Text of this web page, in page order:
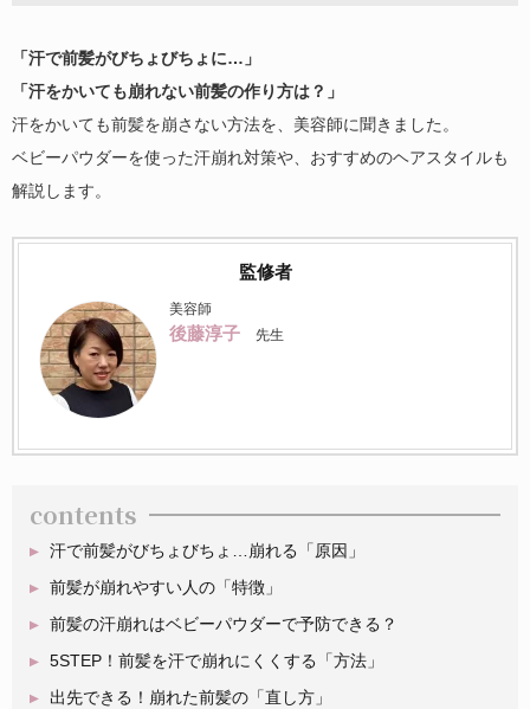
「汗で前髪がびちょびちょに…」
「汗をかいても崩れない前髪の作り方は？」
汗をかいても前髪を崩さない方法を、美容師に聞きました。
ベビーパウダーを使った汗崩れ対策や、おすすめのヘアスタイルも
解説します。
監修者
美容師
後藤淳子 先生
contents
汗で前髪がびちょびちょ…崩れる「原因」
前髪が崩れやすい人の「特徴」
前髪の汗崩れはベビーパウダーで予防できる？
5STEP！前髪を汗で崩れにくくする「方法」
出先できる！崩れた前髪の「直し方」